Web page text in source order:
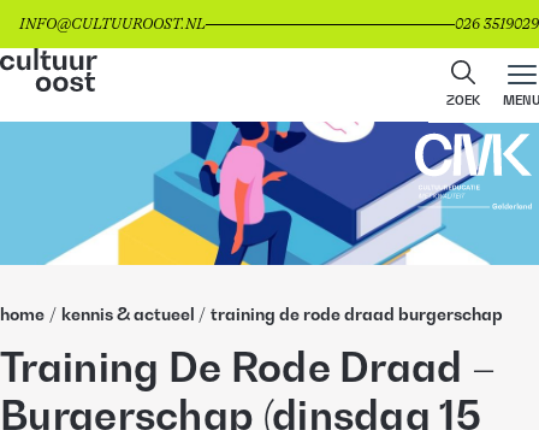
INFO@CULTUUROOST.NL 026 3519029
ZOEK MENU
home / kennis & actueel / training de rode draad burgerschap
Training De Rode Draad –
Burgerschap (dinsdag 15